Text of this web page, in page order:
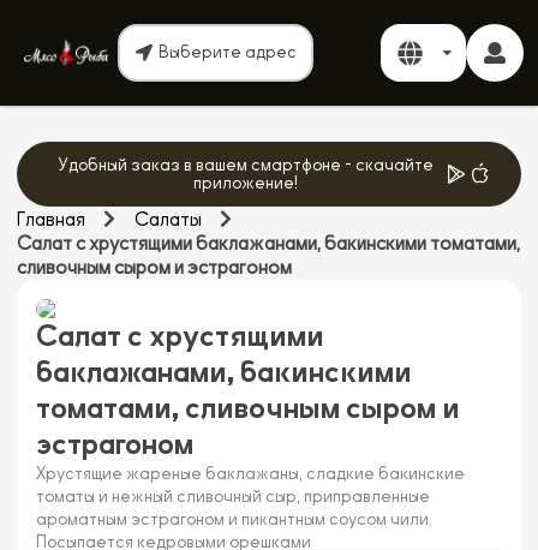
Выберите адрес
Удобный заказ в вашем смартфоне - скачайте
приложение!
Главная
Салаты
Салат с хрустящими баклажанами, бакинскими томатами,
сливочным сыром и эстрагоном
Салат с хрустящими
баклажанами, бакинскими
томатами, сливочным сыром и
эстрагоном
Хрустящие жареные баклажаны, сладкие бакинские
томаты и нежный сливочный сыр, приправленные
ароматным эстрагоном и пикантным соусом чили.
Посыпается кедровыми орешками